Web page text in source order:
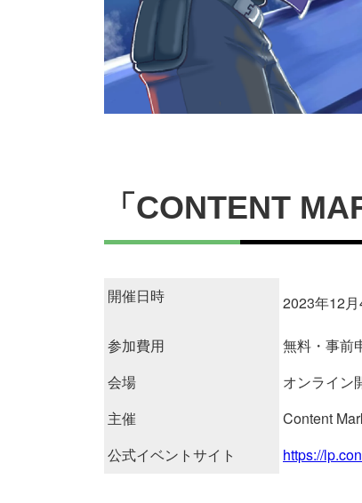
「CONTENT
開催日時 2023年12
参加費用
無料・事前
会場
オンライン
主催
Content
公式イベントサイト
https://